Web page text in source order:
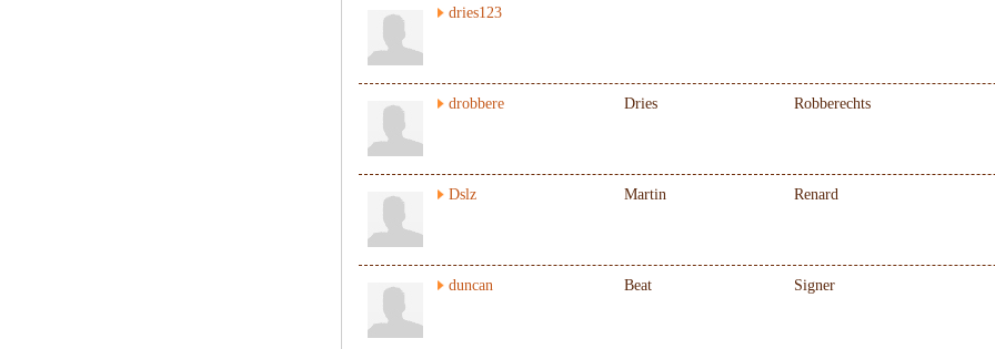
dries123
drobbere Dries Robberechts
Dslz Martin Renard
duncan Beat Signer